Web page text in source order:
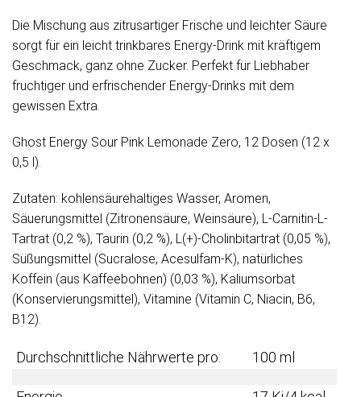
Die Mischung aus zitrusartiger Frische und leichter Säure
sorgt für ein leicht trinkbares Energy-Drink mit kräftigem
Geschmack, ganz ohne Zucker. Perfekt für Liebhaber
fruchtiger und erfrischender Energy-Drinks mit dem
gewissen Extra.
Ghost Energy Sour Pink Lemonade Zero, 12 Dosen (12 x
0,5 l).
Zutaten: kohlensäurehaltiges Wasser, Aromen,
Säuerungsmittel (Zitronensäure, Weinsäure), L-Carnitin-L-
Tartrat (0,2 %), Taurin (0,2 %), L(+)-Cholinbitartrat (0,05 %),
Süßungsmittel (Sucralose, Acesulfam-K), natürliches
Koffein (aus Kaffeebohnen) (0,03 %), Kaliumsorbat
(Konservierungsmittel), Vitamine (Vitamin C, Niacin, B6,
B12).
Durchschnittliche Nährwerte pro: 100 ml